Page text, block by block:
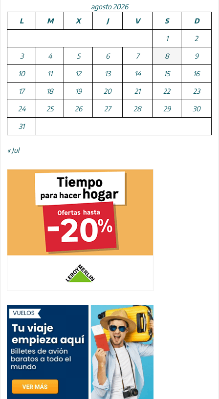
agosto 2026
L
M X J V S D
1 2
3 4 5 6 7 8 9
10 11 12 13 14 15 16
17 18 19 20 21 22 23
24 25 26 27 28 29 30
31
« Jul